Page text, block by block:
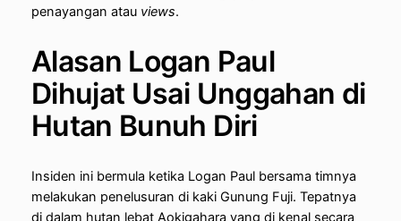
penayangan atau views.
Alasan Logan Paul
Dihujat Usai Unggahan di
Hutan Bunuh Diri
Insiden ini bermula ketika Logan Paul bersama timnya
melakukan penelusuran di kaki Gunung Fuji. Tepatnya
di dalam hutan lebat Aokigahara yang di kenal secara